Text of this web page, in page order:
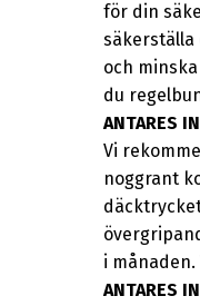
för din
och
du
ANTARES
Vi
noggrant
i
ANTARES